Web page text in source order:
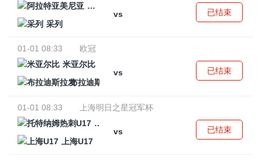
阿拉特亚美尼亚
vs
采列
已结束
01-01 08:33
欧冠
米亚尔比
vs
布拉迪斯拉发
已结束
01-01 08:33
上海明日之星冠军杯
托特纳姆热刺U17
vs
上海U17
已结束